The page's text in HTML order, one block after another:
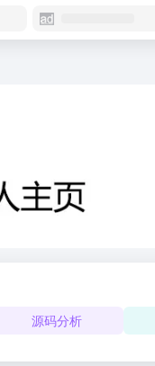
源码分析